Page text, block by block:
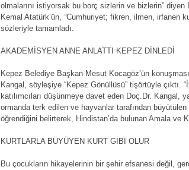
olmalarını istiyorsak bu borç sizlerin ve bizlerin”
Kemal Atatürk’ün, “Cumhuriyet; fikren, ilmen, irfanen
sözleriyle tamamladı.
AKADEMİSYEN ANNE ANLATTI KEPEZ DİNLEDİ
Kepez Belediye Başkan Mesut Kocagöz’ün
Kangal, söyleşiye “Kepez Gönüllüsü” tişörtüyle çıktı.
katılımcıları düşünmeye davet eden Doç.Dr. Kangal,
ormanda terk edilen ve hayvanlar tarafından
öğrendiğini belirterek, Hindistan’da bulunan Amala ve
KURTLARLA BÜYÜYEN KURT GİBİ OLUR
Bu çocukların hikayelerinin bir şehir efsanesi değil,